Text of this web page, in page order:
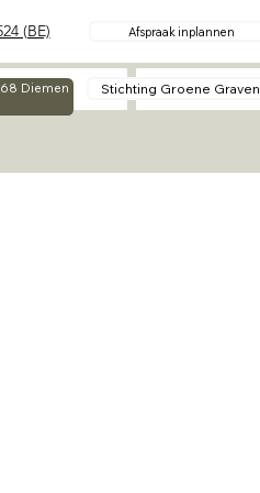
Over Contact
Diemen Stichting Groene Graven
(BE) Afspraak inplannen